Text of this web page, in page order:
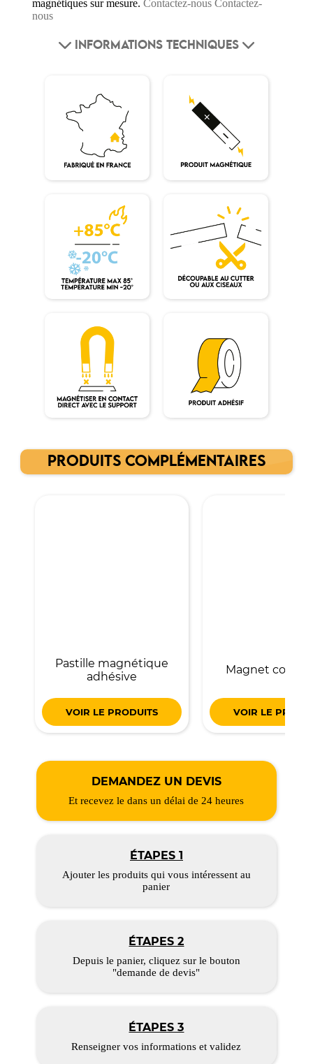
magnétiques sur mesure.Contactez-nous Contactez-
nous
INFORMATIONS TECHNIQUES
PRODUITS COMPLÉMENTAIRES
Pastille magnétique
adhésive
VOIR LE PRODUITS
Magnet code
VOIR LE
DEMANDEZ UN DEVIS
Et recevez le dans un délai de 24 heures
ÉTAPES 1
Ajouter les produits qui vous intéressent au
panier
ÉTAPES 2
Depuis le panier, cliquez sur le bouton
"demande de devis"
ÉTAPES 3
Renseigner vos informations et validez